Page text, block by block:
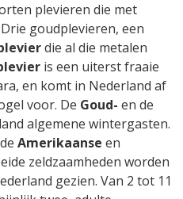
plevieren die met
goudplevieren, een
die al die metalen
is een uiterst fraaie
en komt in Nederland af
voor. De Goud- en de
algemene wintergasten.
Amerikaanse en
zeldzaamheden worden
gezien. Van 2 tot 11